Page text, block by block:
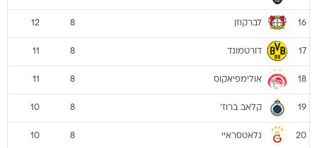
16 לברקוזן 8
12
17 דורטמונד 8
11
18 אולימפיאקוס 8
11
19 קלאב ברוז' 8
10
20 גלאטסראיי 8
10